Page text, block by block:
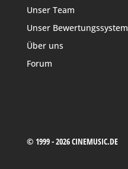
Unser Team
Unser Bewertungssystem
Über uns
Forum
© 1999 - 2026 CINEMUSIC.DE